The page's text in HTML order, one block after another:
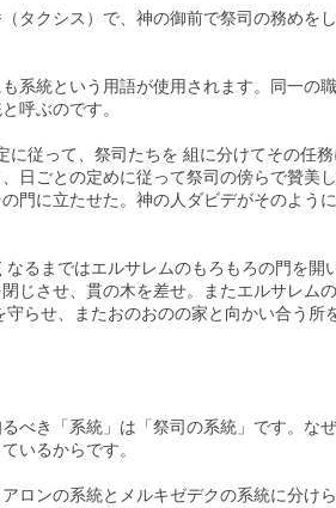
タクシス）で、神の御前で祭司の務めを
系統という用語が使用されます。同一の
呼ぶのです。
従って、祭司たちを 組に分けてその任
日ごとの定めに従って祭司の傍らで贊美
門に立たせた。神の人ダビデがそのよう
るまではエルサレムのもろもろの門を開
じさせ、貫の木を差せ。またエルサレム
らせ、またおのおのの家と向かい合う所
べき「系統」は「祭司の系統」です。な
いるからです。
ロンの系統とメルキゼデクの系統に分け